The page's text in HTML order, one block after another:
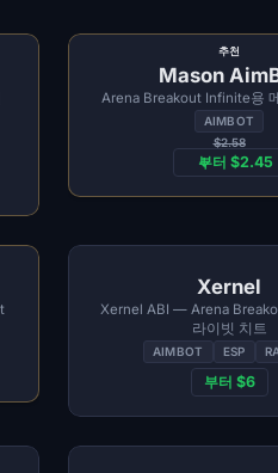
추천
Mason
Arena Breakout Infinite용
AIMBOT
$2.58
부터 $2.45
Xernel
Xernel ABI — Arena
라이빗 치트
AIMBOT ESP
부터 $6